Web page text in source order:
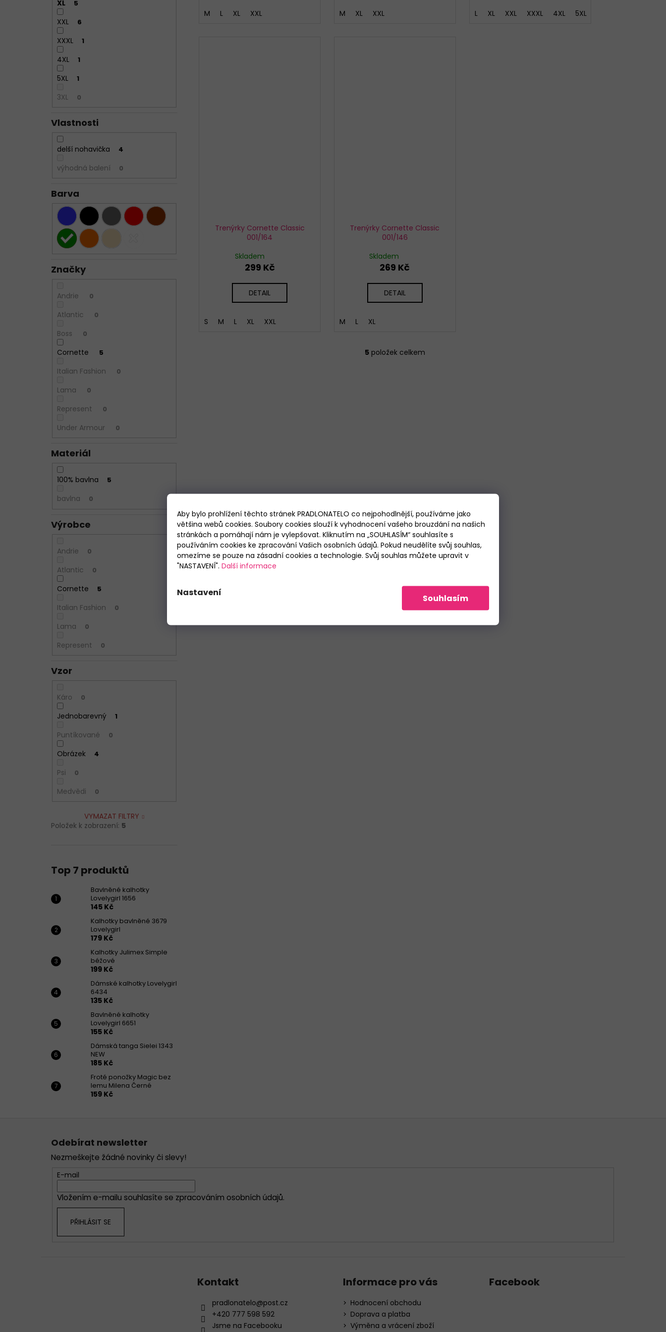
Aby bylo prohlížení těchto stránek PRADLONATELO co nejpohodlnější, používáme jako
většina webů cookies. Soubory cookies slouží k vyhodnocení vašeho brouzdání na našich
stránkách a pomáhají nám je vylepšovat. Kliknutím na „SOUHLASÍM“ souhlasíte s
používáním cookies ke zpracování Vašich osobních údajů. Pokud neudělíte svůj souhlas,
omezíme se pouze na zásadní cookies a technologie. Svůj souhlas můžete upravit v
"NASTAVENÍ". Další informace
Nastavení
Souhlasím
XL 5
XXL 6
XXXL 1
4XL 1
5XL 1
3XL 0
Vlastnosti
delší nohavička 4
výhodná balení 0
Barva
Značky
Andrie 0
Atlantic 0
Boss 0
Cornette 5
Italian Fashion 0
Lama 0
Represent 0
Under Armour 0
Materiál
100% bavlna 5
bavlna 0
Výrobce
Andrie 0
Atlantic 0
Cornette 5
Italian Fashion 0
Lama 0
Represent 0
Vzor
Káro 0
Jednobarevný 1
Puntíkované 0
Obrázek 4
Psi 0
Medvědi 0
VYMAZAT FILTRY
Položek k zobrazení: 5
Top 7 produktů
Bavlněné kalhotky
Lovelygirl 1656
145 Kč
Kalhotky bavlněné 3679
Lovelygirl
179 Kč
Kalhotky Julimex Simple
béžové
199 Kč
Dámské kalhotky Lovelygirl
6434
135 Kč
Bavlněné kalhotky
Lovelygirl 6651
155 Kč
Dámská tanga Sielei 1343
NEW
185 Kč
Froté ponožky Magic bez
lemu Milena Černé
159 Kč
M L XL XXL M XL XXL L XL XXL XXXL 4XL 5XL
Trenýrky Cornette Classic
001/164
Skladem
299 Kč
DETAIL
S M L XL XXL
Trenýrky Cornette Classic
001/146
Skladem
269 Kč
DETAIL
M L XL
O
ý
p
i
s
u
5 položek celkem
Odebírat newsletter
Nezmeškejte žádné novinky či slevy!
E-mail
Vložením e-mailu souhlasíte se zpracováním osobních údajů.
PŘIHLÁSIT SE
Kontakt
pradlonatelo@post.cz
+420 777 598 592
Jsme na Facebooku
Informace pro vás
Hodnocení obchodu
Doprava a platba
Výměna a vrácení zboží
Facebook